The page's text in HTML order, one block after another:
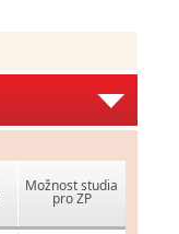
Možnost studia
pro ZP